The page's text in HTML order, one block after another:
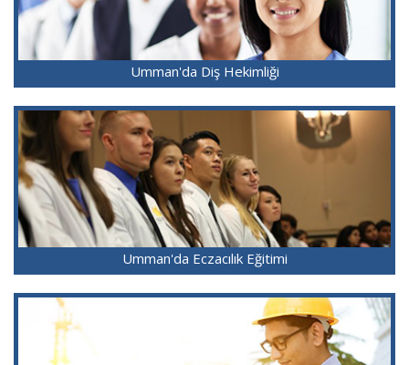
Umman'da Diş Hekimliği
Umman'da Eczacılık Eğitimi